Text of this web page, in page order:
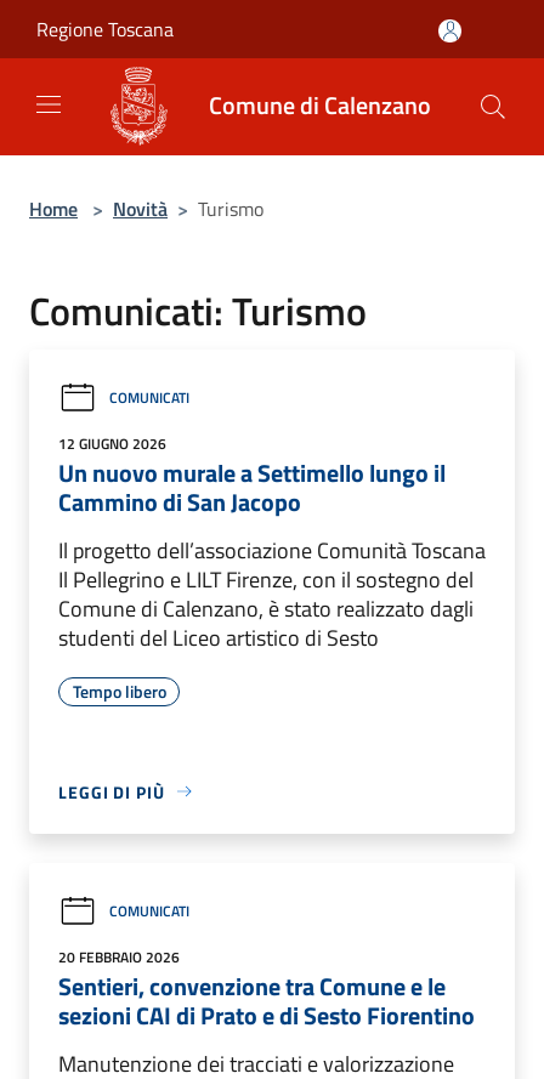
Regione Toscana
Comune di Calenzano
Home > Novità > Turismo
Comunicati: Turismo
COMUNICATI
12 GIUGNO 2026
Un nuovo murale a Settimello lungo il
Cammino di San Jacopo
Il progetto dell’associazione Comunità Toscana
Il Pellegrino e LILT Firenze, con il sostegno del
Comune di Calenzano, è stato realizzato dagli
studenti del Liceo artistico di Sesto
Tempo libero
LEGGI DI PIÙ
COMUNICATI
20 FEBBRAIO 2026
Sentieri, convenzione tra Comune e le
sezioni CAI di Prato e di Sesto Fiorentino
Manutenzione dei tracciati e valorizzazione